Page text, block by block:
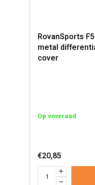
RovanSports
metal
cover
Op voorraad
€20,85